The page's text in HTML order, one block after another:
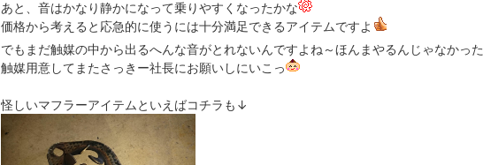
あと、音はかなり静かになって乗りやすくなったかな
価格から考えると応急的に使うには十分満足できるアイテムですよ
でもまだ触媒の中から出るへんな音がとれないんですよね～ほんまやるんじゃなかった
触媒用意してまたさっきー社長にお願いしにいこっ
怪しいマフラーアイテムといえばコチラも↓